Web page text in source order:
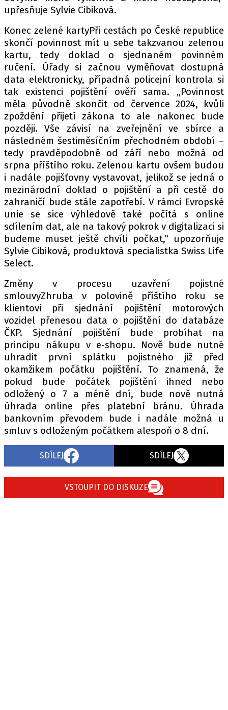
upřesňuje Sylvie Cibiková.
Konec zelené kartyPři cestách po České republice
skončí povinnost mít u sebe takzvanou zelenou
kartu, tedy doklad o sjednaném povinném
ručení. Úřady si začnou vyměňovat dostupná
data elektronicky, případná policejní kontrola si
tak existenci pojištění ověří sama. „Povinnost
měla původně skončit od července 2024, kvůli
zpoždění přijetí zákona to ale nakonec bude
později. Vše závisí na zveřejnění ve sbírce a
následném šestiměsíčním přechodném období –
tedy pravděpodobně od září nebo možná od
srpna příštího roku. Zelenou kartu ovšem budou
i nadále pojišťovny vystavovat, jelikož se jedná o
mezinárodní doklad o pojištění a při cestě do
zahraničí bude stále zapotřebí. V rámci Evropské
unie se sice výhledově také počítá s online
sdílením dat, ale na takový pokrok v digitalizaci si
budeme muset ještě chvíli počkat,“ upozorňuje
Sylvie Cibiková, produktová specialistka Swiss Life
Select.
Změny v procesu uzavření pojistné
smlouvyZhruba v polovině příštího roku se
klientovi při sjednání pojištění motorových
vozidel přenesou data o pojištění do databáze
ČKP. Sjednání pojištění bude probíhat na
principu nákupu v e-shopu. Nově bude nutné
uhradit první splátku pojistného již před
okamžikem počátku pojištění. To znamená, že
pokud bude počátek pojištění ihned nebo
odložený o 7 a méně dní, bude nově nutná
úhrada online přes platební bránu. Úhrada
bankovním převodem bude i nadále možná u
smluv s odloženým počátkem alespoň o 8 dní.
SDÍLEJ SDÍLEJ
VSTOUPIT DO DISKUZE